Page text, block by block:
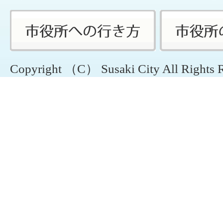
Copyright （C） Susaki City All Rights